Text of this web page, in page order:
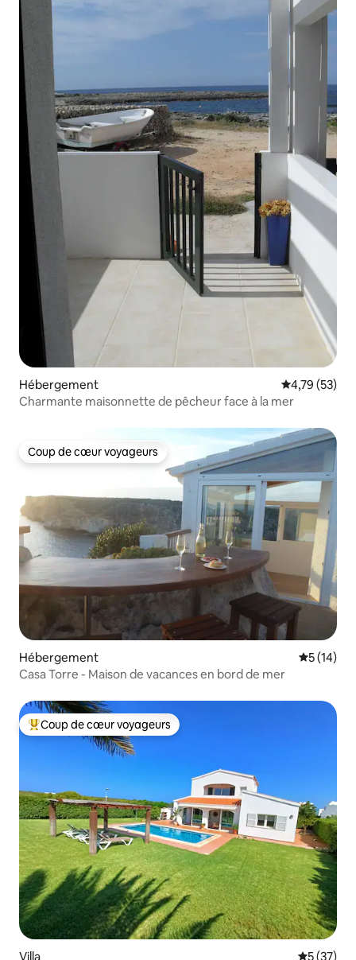
Hébergement Évaluation
4,79 (53)
Charmante maisonnette de pêcheur face à la mer
Coup de cœur voyageurs
Coup de cœur voyageurs
Hébergement
5 (14)
Casa Torre - Maison de vacances en bord de mer
Coups de cœur voyageurs les plus appréciés
Coup de cœur voyageurs
Villa 5 (37)